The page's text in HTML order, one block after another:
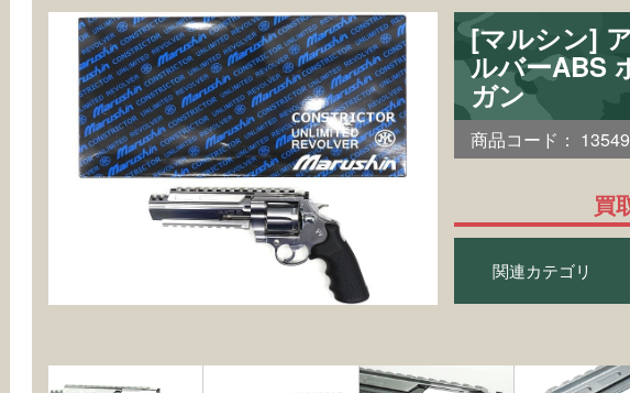
[マルシン]
ルバーABS
ガン
商品コード： 13549
買
関連カテゴリ